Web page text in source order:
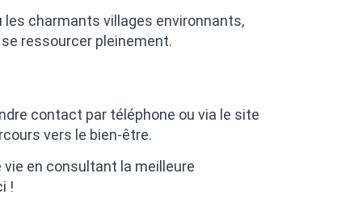
les charmants villages environnants,
ressourcer pleinement.
contact par téléphone ou via le site
vers le bien-être.
en consultant la meilleure
!